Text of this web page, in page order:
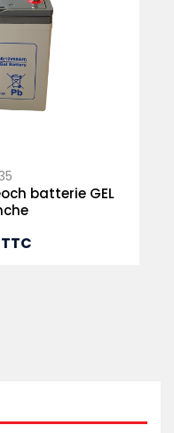
batterie GEL